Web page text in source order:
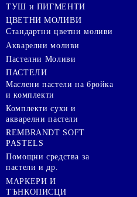
ТУШ и ПИГМЕНТИ
ЦВЕТНИ МОЛИВИ
Стандартни цветни моливи
Акварелни моливи
Пастелни Моливи
ПАСТЕЛИ
Маслени пастели на бройка
и комплекти
Комплекти сухи и
акварелни пастели
REMBRANDT SOFT
PASTELS
Помощни средства за
пастели и др.
МАРКЕРИ И
ТЪНКОПИСЦИ